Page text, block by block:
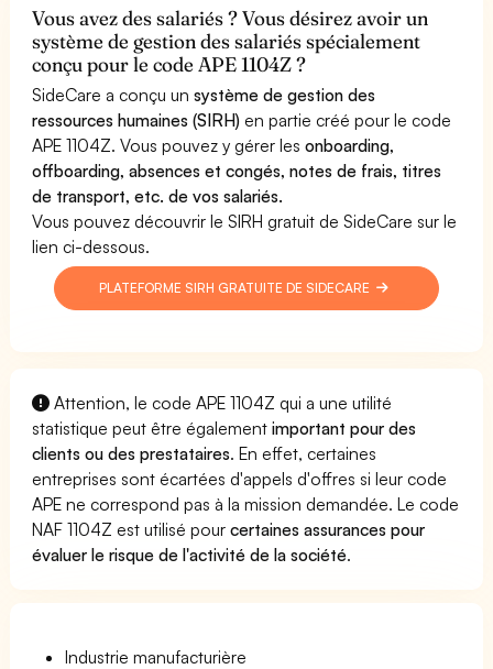
Vous avez des salariés ? Vous désirez avoir un
système de gestion des salariés spécialement
conçu pour le code APE 1104Z ?
SideCare a conçu unsystème de gestion des
ressources humaines (SIRH) en partie créé pour le code
APE 1104Z. Vous pouvez y gérer lesonboarding,
offboarding, absences et congés, notes de frais, titres
de transport, etc. de vos salariés.
Vous pouvez découvrir le SIRH gratuit de SideCare sur le
lien ci-dessous.
PLATEFORME SIRH GRATUITE DE SIDECARE
Attention, le code APE 1104Z qui a une utilité
statistique peut être égalementimportant pour des
clients ou des prestataires. En effet, certaines
entreprises sont écartées d'appels d'offres si leur code
APE ne correspond pas à la mission demandée. Le code
NAF 1104Z est utilisé pourcertaines assurances pour
évaluer le risque de l'activité de la société.
Industrie manufacturière